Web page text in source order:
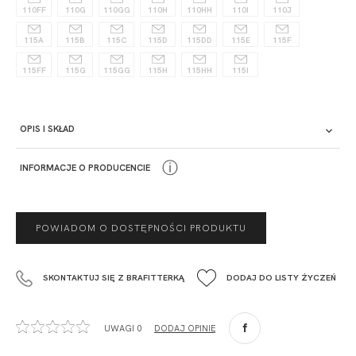
110FF 110G 110GG 110H 110HH 110I 110J
115A 115B 115C 115D 115DD 115E 115F
115FF 115G 115GG 115H 115HH 115I
OPIS I SKŁAD
INFORMACJE O PRODUCENCIE
Fashiontex Group Sp.z o.o. Spółka komandytowa
+48 42 719 43 15
Ul. Sienkiewicza 73 lok. 7,
90-057
ⓘ
POWIADOM O DOSTĘPNOŚCI PRODUKTU
SKONTAKTUJ SIĘ Z BRAFITTERKĄ DODAJ DO LISTY ŻYCZEŃ
UWAGI 0 DODAJ OPINIĘ